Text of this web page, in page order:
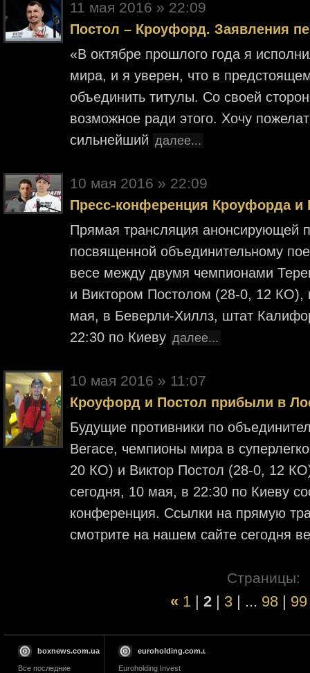
11 мая 2016 » 22:09
Постол – Кроуфорд. Заявления
«В октябре прошлого года я
мира, и я уверен, что в
объединить титулы. Со своей
возможное ради этого. Хочу
сильнейший далее...
10 мая 2016 » 22:09
Пресс-конференция Кроуфорда и
Прямая трансляция анонсирующей
посвященной объединительному
весе между двумя чемпионами
и Виктором Постолом (28-0, 12 КО),
мая, в Беверли-Хиллз, штат
22:30 по Киеву далее...
10 мая 2016 » 11:07
Кроуфорд и Постол прибыли в
Будущие противники по
Вегасе, чемпионы мира в
20 КО) и Виктор Постол (28-0, 12
сегодня, 10 мая, в 22:30 по Киеву
конференция. Ссылки на прямую
смотрите на нашем сайте сегодня
Страницы:
« 1| 2| 3| ... 98| 99
boxnews.com.ua
Все последние
euroholding.com.ua
Euroholding Invest